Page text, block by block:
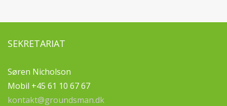
SEKRETARIAT
Søren Nicholson
Mobil +45 61 10 67 67
kontakt@groundsman.dk